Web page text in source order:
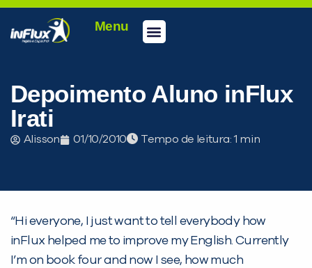
Menu
Depoimento Aluno inFlux
Irati
Alisson 01/10/2010 Tempo de leitura:
“Hi everyone, I just want to tell everybody how
inFlux helped me to improve my English. Currently
I’m on book four and now I see, how much
PEÇA UMA DEMONSTRAÇÃO DE MÉTODO